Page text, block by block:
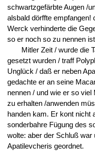
schwartzgefärbte Augen /
alsbald dörffte empfangen!
Werck verhinderte die
so er noch so zu nennen
Mitler Zeit / wurde die
gesetzt wurden / traff
Unglück / daß er neben
gedachte er an seine
nennen / und wie er so
zu erhalten /anwenden
handen kam. Er kont nicht
sonderbahre Fügung des
wolte: aber der Schluß war
Apatilevcheris geordnet.